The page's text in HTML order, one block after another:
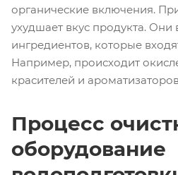
органические включения.
ухудшает вкус продукта.
ингредиентов, которые
Например, происходит
красителей и
Процесс
оборудование